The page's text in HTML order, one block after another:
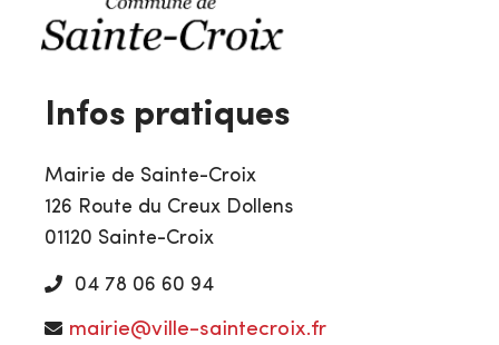
Infos pratiques
Mairie de Sainte-Croix
126 Route du Creux Dollens
01120 Sainte-Croix
04 78 06 60 94
mairie@ville-saintecroix.fr